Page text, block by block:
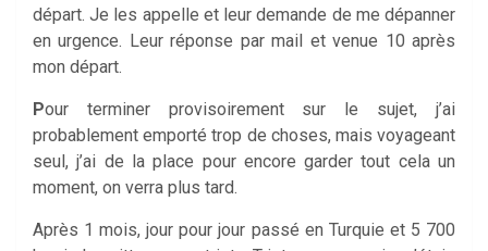
départ. Je les appelle et leur demande de me dépanner
en urgence. Leur réponse par mail et venue 10 après
mon départ.
Pour terminer provisoirement sur le sujet, j’ai
probablement emporté trop de choses, mais voyageant
seul, j’ai de la place pour encore garder tout cela un
moment, on verra plus tard.
Après 1 mois, jour pour jour passé en Turquie et 5 700